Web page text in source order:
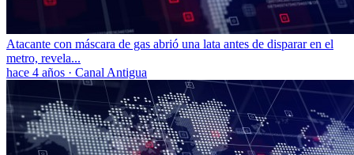
Atacante con máscara de gas abrió una lata antes de disparar en el
metro, revela...
hace 4 años · Canal Antigua